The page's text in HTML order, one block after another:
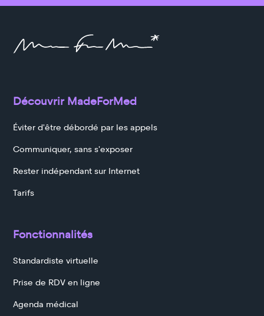
Découvrir MadeForMed
Éviter d'être débordé par les appels
Communiquer, sans s'exposer
Rester indépendant sur Internet
Tarifs
Fonctionnalités
Standardiste virtuelle
Prise de RDV en ligne
Agenda médical